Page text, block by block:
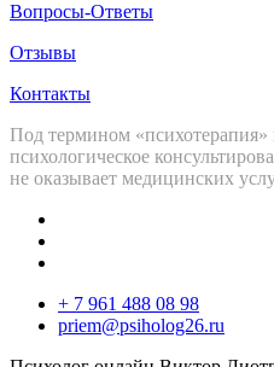
Вопросы-Ответы
Отзывы
Контакты
Под термином «психотерапия»
психологическое
не оказывает медицинских
+ 7 961 488 08 98
priem@psiholog26.ru